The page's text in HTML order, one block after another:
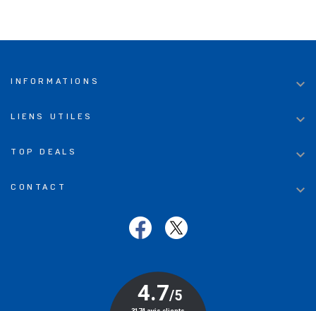
INFORMATIONS 
LIENS UTILES 
TOP DEALS 
CONTACT 